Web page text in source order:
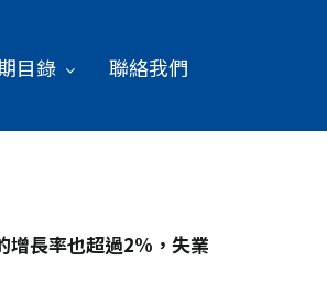
目錄 聯絡我們
增長率也超過2% ，失業